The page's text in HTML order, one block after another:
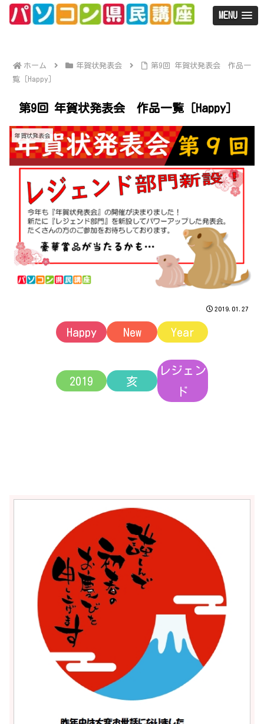
MENU
ホーム 年賀状発表会
第9回 年賀状発表会 作品一
覧［Happy］
第9回 年賀状発表会 作品一覧［Happy］
年賀状発表会
2019.01.27
Happy New Year
2019 亥
レジェン
ド